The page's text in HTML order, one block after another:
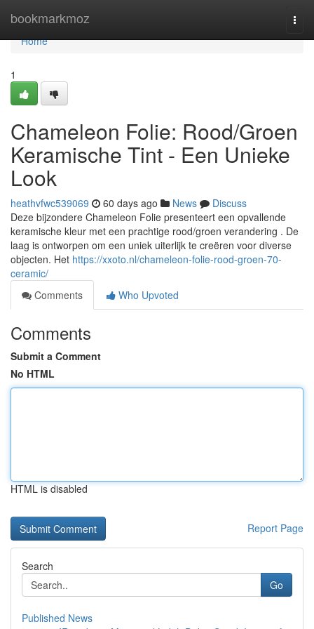
bookmarkmoz
Home
Home
1
Chameleon Folie: Rood/Groen
Keramische Tint - Een Unieke
Look
heathvfwc539069 60 days ago News
Discuss
Deze bijzondere Chameleon Folie presenteert een opvallende
keramische kleur met een prachtige rood/groen verandering . De
laag is ontworpen om een uniek uiterlijk te creëren voor diverse
objecten. Het https://xxoto.nl/chameleon-folie-rood-groen-70-
ceramic/
Comments
Who Upvoted
Comments
Submit a Comment
No HTML
HTML is disabled
Report Page
Search
Go
Published News